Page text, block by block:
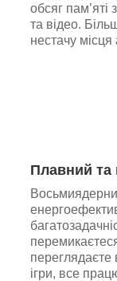
обсяг пам’яті
та відео.
нестачу
Плавний та
переглядаєте
ігри, все